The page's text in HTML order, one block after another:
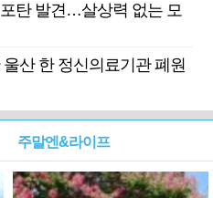
탄 발견…살상력 없는 모
산 한 정신의료기관 폐원
주말엔&라이프